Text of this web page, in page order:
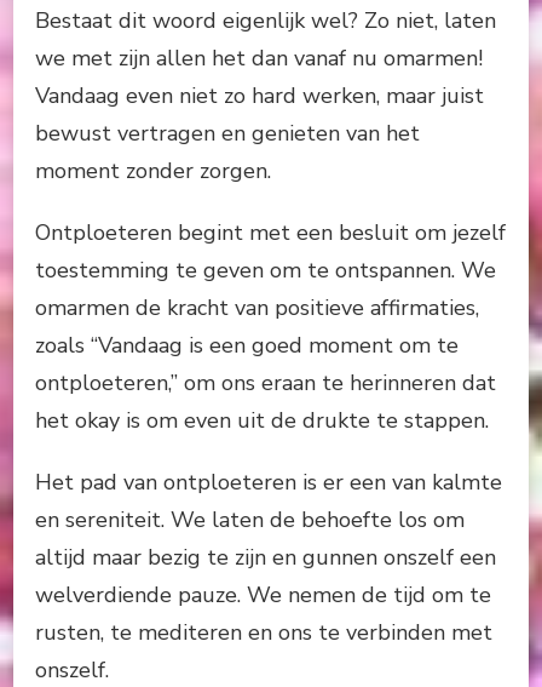
Bestaat dit woord eigenlijk wel? Zo niet, laten
we met zijn allen het dan vanaf nu omarmen!
Vandaag even niet zo hard werken, maar juist
bewust vertragen en genieten van het
moment zonder zorgen.
Ontploeteren begint met een besluit om jezelf
toestemming te geven om te ontspannen. We
omarmen de kracht van positieve affirmaties,
zoals “Vandaag is een goed moment om te
ontploeteren,” om ons eraan te herinneren dat
het okay is om even uit de drukte te stappen.
Het pad van ontploeteren is er een van kalmte
en sereniteit. We laten de behoefte los om
altijd maar bezig te zijn en gunnen onszelf een
welverdiende pauze. We nemen de tijd om te
rusten, te mediteren en ons te verbinden met
onszelf.